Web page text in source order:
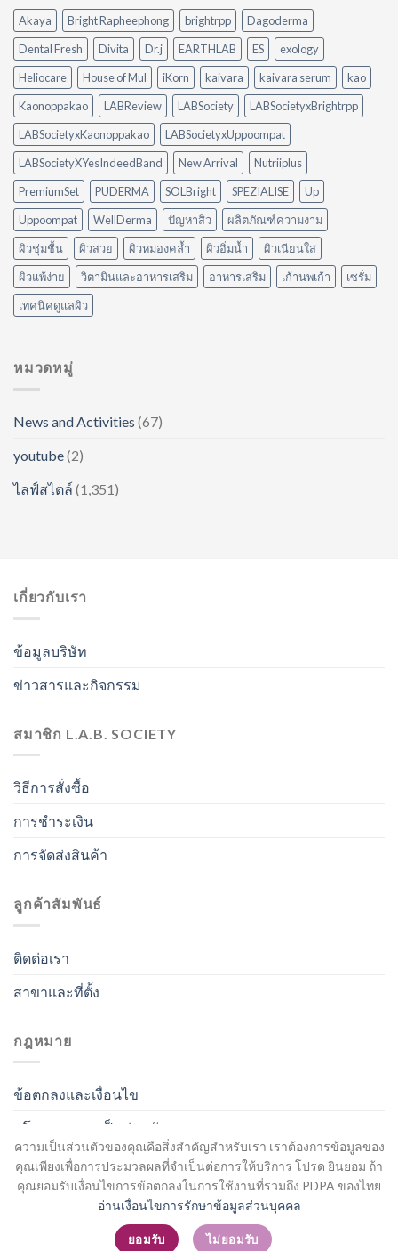
ความเป็นส่วนตัวของคุณคือสิ่งสำคัญสำหรับเรา เราต้องการข้อมูลของ
คุณเพียงเพื่อการประมวลผลที่จำเป็นต่อการให้บริการ โปรด ยินยอม ถ้า
คุณยอมรับเงื่อนไขการข้อตกลงในการใช้งานที่รวมถึง PDPA ของไทย
อ่านเงื่อนไขการรักษาข้อมูลส่วนบุคคล
ยอมรับ ไม่ยอมรับ
คราบ
น้ำมัน
แบบ
ไม่
ต้อง
ออกแรง
ขัด
Diffuser
ต่าง
กัน
อย่างไร?
ใช้
อะไร
ดี
ให้
เหมาะ
กับ
บ้าน
ของ
คุณ
Akaya Bright Rapheephong brightrpp
Dagoderma
Dental Fresh
Divita Dr.j EARTHLAB ES
exology
Heliocare
House of Mul iKorn kaivara kaivara serum
kao
Kaonoppakao
LABReview LABSociety
LABSocietyxBrightrpp
LABSocietyxKaonoppakao
LABSocietyxUppoompat
LABSocietyXYesIndeedBand
New Arrival
Nutriiplus
PremiumSet
PUDERMA SOLBright SPEZIALISE
Up
Uppoompat
WellDerma ปัญหาสิว
ผลิตภัณฑ์ความงาม
ผิวชุ่มชื้น
ผิวสวย ผิวหมองคล้ำ ผิวอิ่มน้ำ
ผิวเนียนใส
ผิวแพ้ง่าย
วิตามินและอาหารเสริม อาหารเสริม เก้านพเก้า
เซรั่ม
เทคนิคดูแลผิว
หมวดหมู่
News and Activities (67)
youtube(2)
ไลฟ์สไตล์ (1,351)
เกี่ยวกับเรา
ข้อมูลบริษัท
ข่าวสารและกิจกรรม
สมาชิก L.A.B. SOCIETY
วิธีการสั่งซื้อ
การชำระเงิน
การจัดส่งสินค้า
ลูกค้าสัมพันธ์
ติดต่อเรา
สาขาและที่ตั้ง
กฎหมาย
ข้อตกลงและเงื่อนไข
นโยบายความเป็นส่วนตัว
สมัครสมาชิก / เข้าสู่ระบบ